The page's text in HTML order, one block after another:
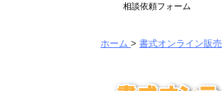
相談依頼フォーム
ホーム > 書式オンライン販売